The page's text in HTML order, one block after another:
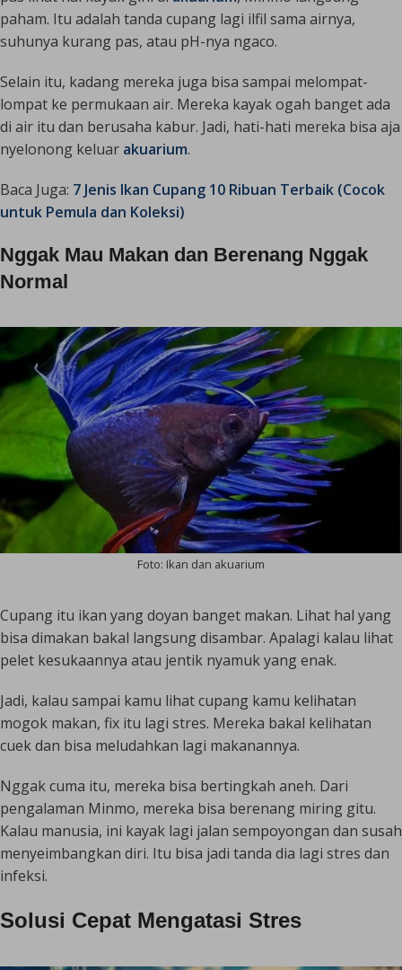
paham. Itu adalah tanda cupang lagi ilfil sama airnya,
suhunya kurang pas, atau pH-nya ngaco.
Selain itu, kadang mereka juga bisa sampai melompat-
lompat ke permukaan air. Mereka kayak ogah banget ada
di air itu dan berusaha kabur. Jadi, hati-hati mereka bisa aja
nyelonong keluar akuarium.
Baca Juga: 7 Jenis Ikan Cupang 10 Ribuan Terbaik (Cocok
untuk Pemula dan Koleksi)
Nggak Mau Makan dan Berenang Nggak
Normal
Foto: Ikan dan akuarium
Cupang itu ikan yang doyan banget makan. Lihat hal yang
bisa dimakan bakal langsung disambar. Apalagi kalau lihat
pelet kesukaannya atau jentik nyamuk yang enak.
Jadi, kalau sampai kamu lihat cupang kamu kelihatan
mogok makan, fix itu lagi stres. Mereka bakal kelihatan
cuek dan bisa meludahkan lagi makanannya.
Nggak cuma itu, mereka bisa bertingkah aneh. Dari
pengalaman Minmo, mereka bisa berenang miring gitu.
Kalau manusia, ini kayak lagi jalan sempoyongan dan susah
menyeimbangkan diri. Itu bisa jadi tanda dia lagi stres dan
infeksi.
Solusi Cepat Mengatasi Stres